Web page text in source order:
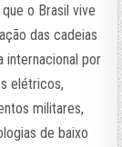
o Brasil vive
das cadeias
internacional por
elétricos,
militares,
de baixo